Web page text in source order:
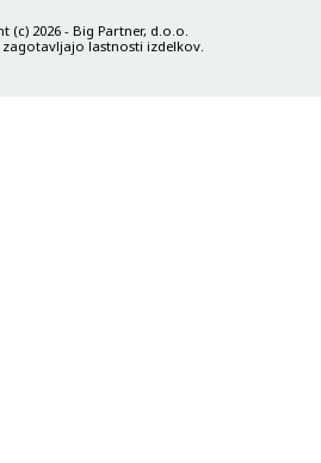
(c) 2026 - Big Partner, d.o.o.
lastnosti izdelkov.